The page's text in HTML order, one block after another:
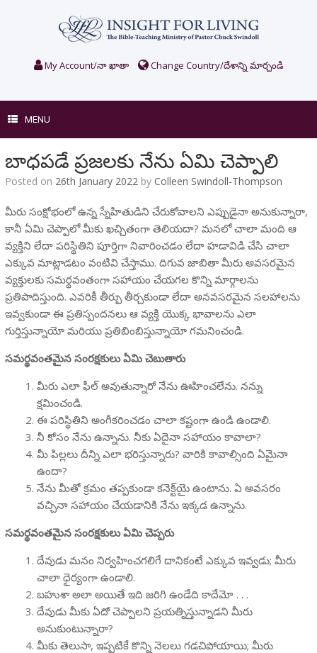
My Account/నా ఖాతా Change Country/దేశాన్ని మార్చండి
MENU
బాధపడే ప్రజలకు నేను ఏమి చెప్పాలి
Posted on 26th January 2022 by Colleen Swindoll-Thompson
మీరు సంక్షోభంలో ఉన్న స్నేహితుడిని చేరుకోవాలని ఎప్పుడైనా అనుకున్నారా,
కానీ ఏమి చెప్పాలో మీకు ఖచ్చితంగా తెలియదా? మనలో చాలా మంది ఆ
వ్యక్తిని లేదా పరిస్థితిని పూర్తిగా నివారించడం లేదా హడావిడి చేసి చాలా
ఎక్కువ మాట్లాడటం వంటివి చేస్తాము. దిగువ జాబితా మీరు అవసరమైన
వ్యక్తులకు సమర్థవంతంగా సహాయం చేయగల కొన్ని మార్గాలను
ప్రతిపాదిస్తుంది. ఎవరికీ తీర్పు తీర్చకుండా లేదా అనవసరమైన సలహాలను
ఇవ్వకుండా ఈ ప్రతిస్పందనలు ఆ వ్యక్తి యొక్క భావాలను ఎలా
గుర్తిస్తున్నాయో మరియు ప్రతిబింబిస్తున్నాయో గమనించండి.
సమర్థవంతమైన సంరక్షకులు ఏమి చెబుతారు
మీరు ఎలా ఫీల్ అవుతున్నారో నేను ఊహించలేను. నన్ను
క్షమించండి.
ఈ పరిస్థితిని అంగీకరించడం చాలా కష్టంగా ఉండి ఉండాలి.
నీ కోసం నేను ఉన్నాను. నీకు ఏదైనా సహాయం కావాలా?
మీ పిల్లలు దీన్ని ఎలా భరిస్తున్నారు? వారికి కావాల్సింది ఏమైనా
ఉందా?
నేను మీతో క్రమం తప్పకుండా కనెక్ట్‌యై ఉంటాను. ఏ అవసరం
వచ్చినా సహాయం చేయడానికి నేను ఇక్కడ ఉన్నాను.
సమర్థవంతమైన సంరక్షకులు ఏమి చెప్పరు
దేవుడు మనం నిర్వహించగలిగే దానికంటే ఎక్కువ ఇవ్వడు; మీరు
చాలా ధైర్యంగా ఉండాలి.
బహుశా అలా అయితే ఇది జరిగి ఉండేది కాదేమో . . .
దేవుడు మీకు ఏదో చెప్పాలని ప్రయత్నిస్తున్నాడని మీరు
అనుకుంటున్నారా?
మీకు తెలుసా, ఇప్పటికే కొన్ని నెలలు గడచిపోయాయి; మీరు